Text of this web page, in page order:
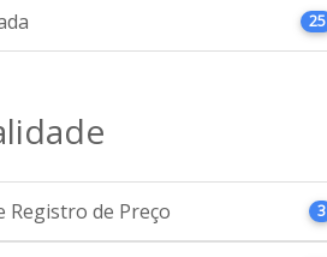
25
Registro de Preço 3